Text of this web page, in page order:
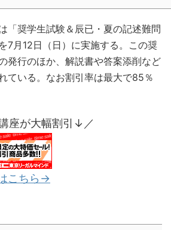
「奨学生試験＆辰已・夏の記述難問
7月12日（日）に実施する。この奨
発行のほか、解説書や答案添削など
ている。なお割引率は最大で85％
座が大幅割引↓／
こちら→